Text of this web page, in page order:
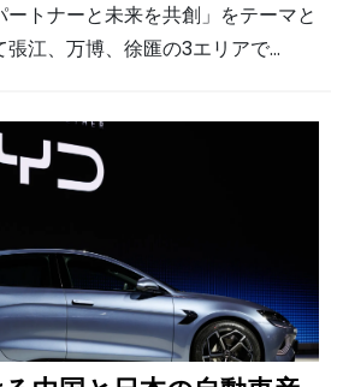
トナーと未来を共創」をテーマと
張江、万博、徐匯の3エリアで…